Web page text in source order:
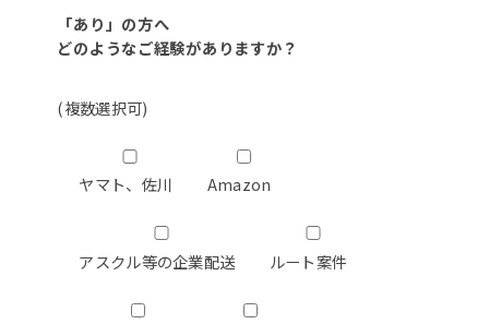
「あり」の方へ
どのようなご経験がありますか？
(複数選択可)
ヤマト、佐川 Amazon
アスクル等の企業配送 ルート案件